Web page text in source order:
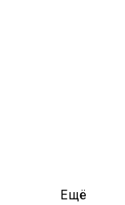
Ещё